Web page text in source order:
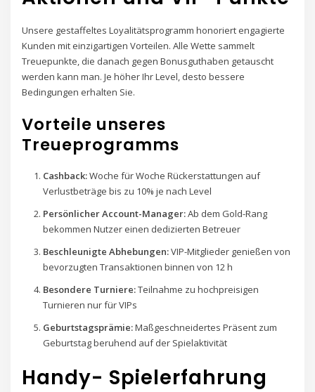
Unsere gestaffeltes Loyalitätsprogramm honoriert engagierte
Kunden mit einzigartigen Vorteilen. Alle Wette sammelt
Treuepunkte, die danach gegen Bonusguthaben getauscht
werden kann man. Je höher Ihr Level, desto bessere
Bedingungen erhalten Sie.
Vorteile unseres
Treueprogramms
Cashback:Woche für Woche Rückerstattungen auf
Verlustbeträge bis zu 10% je nach Level
Persönlicher Account-Manager:Ab dem Gold-Rang
bekommen Nutzer einen dedizierten Betreuer
Beschleunigte Abhebungen:VIP-Mitglieder genießen von
bevorzugten Transaktionen binnen von 12 h
Besondere Turniere:Teilnahme zu hochpreisigen
Turnieren nur für VIPs
Geburtstagsprämie:Maßgeschneidertes Präsent zum
Geburtstag beruhend auf der Spielaktivität
Handy- Spielerfahrung